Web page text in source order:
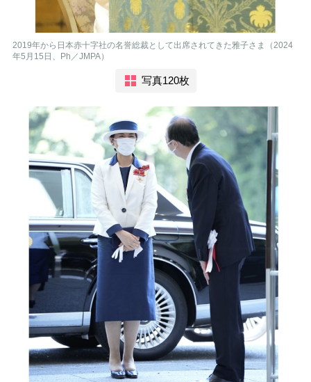
2019年から日本赤十字社の名誉総裁として出席されてきた雅子さま（2024
年5月15日、Ph／JMPA）
写真120枚